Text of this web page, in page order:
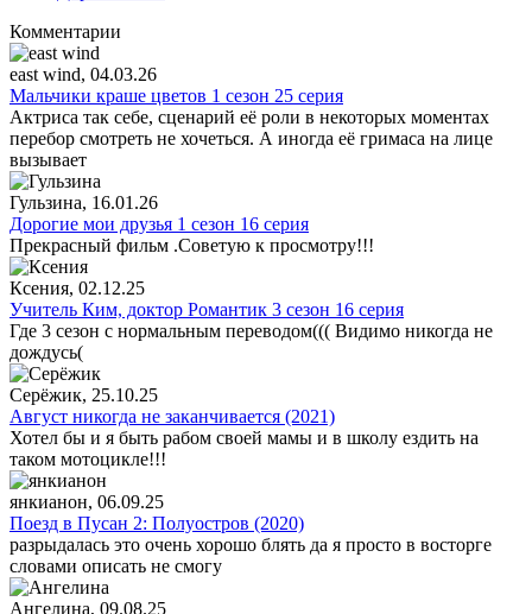
Комментарии
east wind, 04.03.26
Мальчики краше цветов 1 сезон 25 серия
Актриса так себе, сценарий её роли в некоторых моментах
перебор смотреть не хочеться. А иногда её гримаса на лице
вызывает
Гульзина, 16.01.26
Дорогие мои друзья 1 сезон 16 серия
Прекрасный фильм .Советую к просмотру!!!
Ксения, 02.12.25
Учитель Ким, доктор Романтик 3 сезон 16 серия
Где 3 сезон с нормальным переводом((( Видимо никогда не
дождусь(
Серёжик, 25.10.25
Август никогда не заканчивается (2021)
Хотел бы и я быть рабом своей мамы и в школу ездить на
таком мотоцикле!!!
янкианон, 06.09.25
Поезд в Пусан 2: Полуостров (2020)
разрыдалась это очень хорошо блять да я просто в восторге
словами описать не смогу
Ангелина, 09.08.25